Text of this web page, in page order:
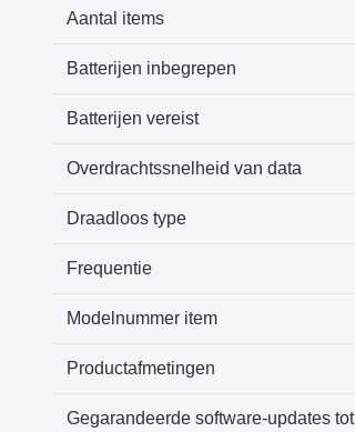
Aantal items
Batterijen inbegrepen
Batterijen vereist
Overdrachtssnelheid van data
Draadloos type
Frequentie
Modelnummer item
Productafmetingen
Gegarandeerde software-updates tot